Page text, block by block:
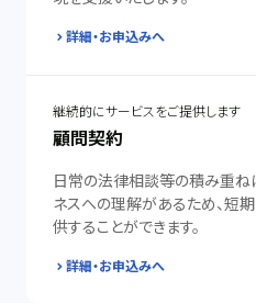
詳細・お申込みへ
継続的にサービスをご提供します
顧問契約
日常の法律相談等の積み重ね
ネスへの理解があるため、短
供することができます。
詳細・お申込みへ